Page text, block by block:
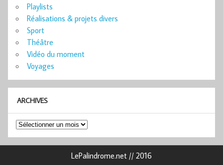
Playlists
Réalisations & projets divers
Sport
Théâtre
Vidéo du moment
Voyages
ARCHIVES
Archives
LePalindrome.net // 2016